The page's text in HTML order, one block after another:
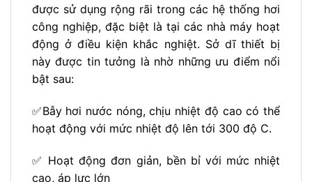
được sử dụng rộng rãi trong các hệ thống hơi
công nghiệp, đặc biệt là tại các nhà máy hoạt
động ở điều kiện khắc nghiệt. Sở dĩ thiết bị
này được tin tưởng là nhờ những ưu điểm nổi
bật sau:
✅Bẫy hơi nước nóng, chịu nhiệt độ cao có thể
hoạt động với mức nhiệt độ lên tới 300 độ C.
✅ Hoạt động đơn giản, bền bỉ với mức nhiệt
cao, áp lực lớn